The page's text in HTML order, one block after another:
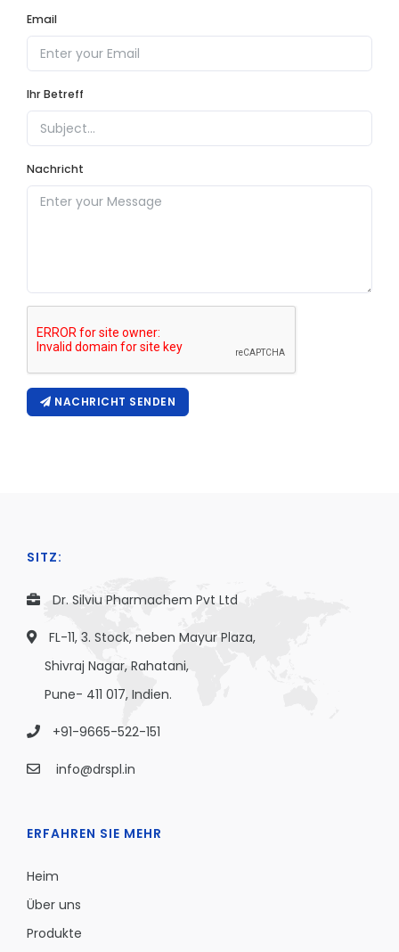
Email
Ihr Betreff
Nachricht
NACHRICHT SENDEN
SITZ:
Dr. Silviu Pharmachem Pvt Ltd
FL-11, 3. Stock, neben Mayur Plaza,
Shivraj Nagar, Rahatani,
Pune- 411 017, Indien.
+91-9665-522-151
info@drspl.in
ERFAHREN SIE MEHR
Heim
Über uns
Produkte